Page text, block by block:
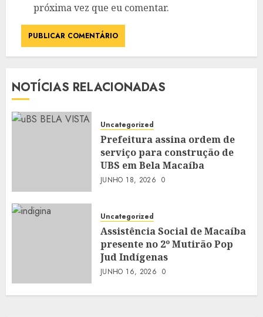
próxima vez que eu comentar.
NOTÍCIAS RELACIONADAS
Uncategorized
Prefeitura assina ordem de
serviço para construção de
UBS em Bela Macaíba
JUNHO 18, 2026 0
Uncategorized
Assistência Social de Macaíba
presente no 2º Mutirão Pop
Jud Indígenas
JUNHO 16, 2026 0